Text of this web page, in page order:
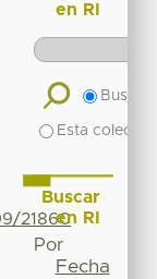
21860
en RI
Buscar
Esta
Buscar
en RI
Por
Fecha